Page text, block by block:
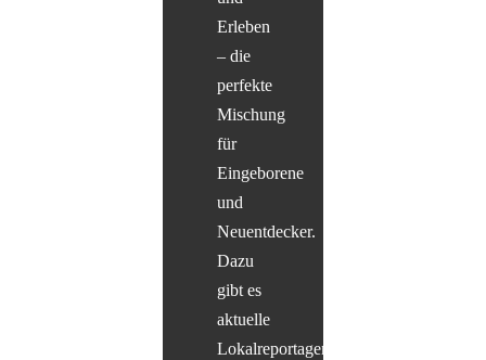
Erleben
– die
perfekte
Mischung
für
Eingeborene
und
Neuentdecker.
Dazu
gibt es
aktuelle
Lokalreportagen,